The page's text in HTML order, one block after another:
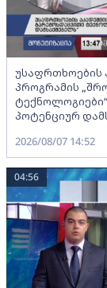
უსაფრთხოების
პროგრამის
პოტენციურ
2026/08/07 14:52
04:56